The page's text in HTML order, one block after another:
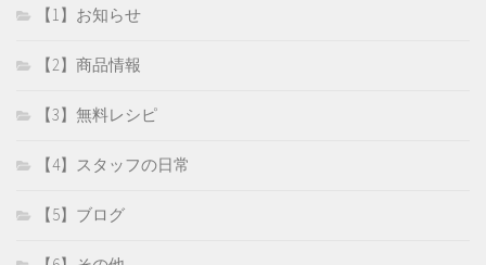
【1】お知らせ
【2】商品情報
【3】無料レシピ
【4】スタッフの日常
【5】ブログ